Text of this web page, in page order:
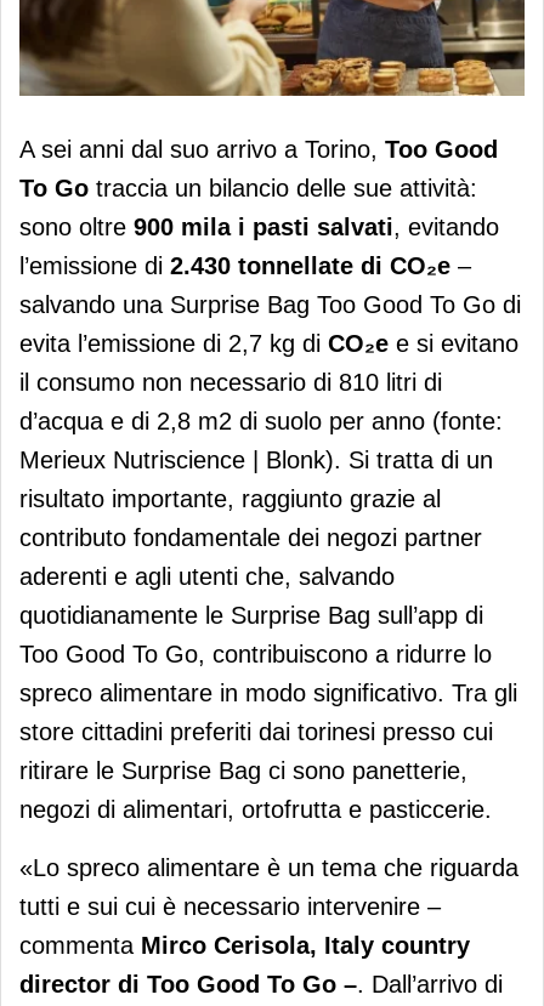
Too Good To Go, a Torino salvati oltre
A sei anni dal suo arrivo a Torino, Too Good
To Go traccia un bilancio delle sue attività:
sono oltre 900 mila i pasti salvati, evitando
l’emissione di 2.430 tonnellate di CO₂e –
salvando una Surprise Bag Too Good To Go di
evita l’emissione di 2,7 kg di CO₂e e si evitano
il consumo non necessario di 810 litri di
d’acqua e di 2,8 m2 di suolo per anno (fonte:
Merieux Nutriscience | Blonk). Si tratta di un
risultato importante, raggiunto grazie al
contributo fondamentale dei negozi partner
aderenti e agli utenti che, salvando
quotidianamente le Surprise Bag sull’app di
Too Good To Go, contribuiscono a ridurre lo
spreco alimentare in modo significativo. Tra gli
store cittadini preferiti dai torinesi presso cui
ritirare le Surprise Bag ci sono panetterie,
negozi di alimentari, ortofrutta e pasticcerie.
«Lo spreco alimentare è un tema che riguarda
tutti e sui cui è necessario intervenire –
commenta Mirco Cerisola, Italy country
director di Too Good To Go –. Dall’arrivo di